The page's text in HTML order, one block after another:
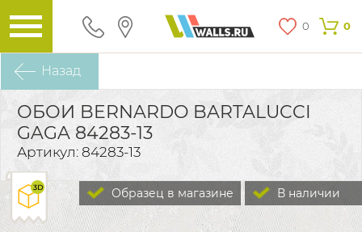
0 0
Назад
ОБОИ BERNARDO BARTALUCCI
GAGA 84283-13
Артикул: 84283-13
В наличии
Образец в магазине